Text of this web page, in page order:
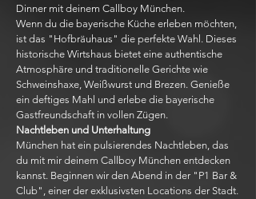
Dinner mit deinem Callboy München.
Wenn du die bayerische Küche erleben möchten,
ist das "Hofbräuhaus" die perfekte Wahl. Dieses
historische Wirtshaus bietet eine authentische
Atmosphäre und traditionelle Gerichte wie
Schweinshaxe, Weißwurst und Brezen. Genieße
ein deftiges Mahl und erlebe die bayerische
Gastfreundschaft in vollen Zügen.
Nachtleben und Unterhaltung
München hat ein pulsierendes Nachtleben, das
du mit mir deinem Callboy München entdecken
kannst. Beginnen wir den Abend in der "P1 Bar &
Club", einer der exklusivsten Locations der Stadt.